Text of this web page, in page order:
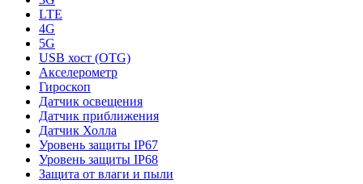
LTE
4G
5G
USB хост (OTG)
Акселерометр
Гироскоп
Датчик освещения
Датчик приближения
Датчик Холла
Уровень защиты IP67
Уровень защиты IP68
Защита от влаги и пыли